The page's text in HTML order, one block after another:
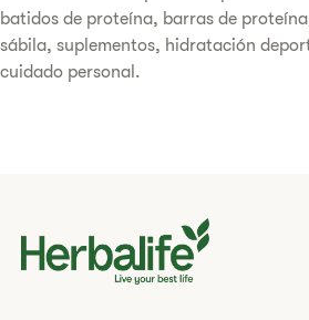
batidos de proteína, barras de
sábila, suplementos, hidratación
cuidado personal.